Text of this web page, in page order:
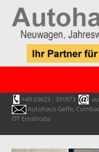
+49 03623 - 331873
Autohaus Geffe,
OT Ernstroda